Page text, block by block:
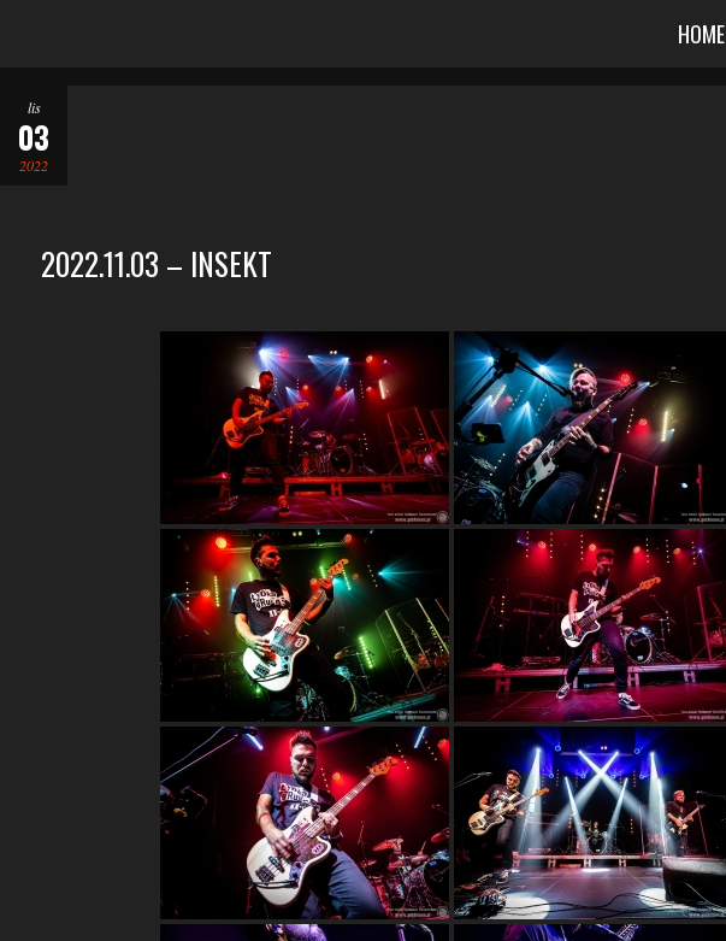
HOME
lis
03
2022
2022.11.03 – INSEKT